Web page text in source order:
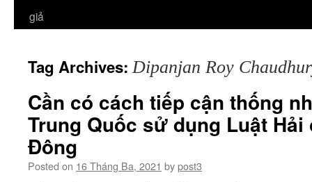
giả
Tag Archives:Dipanjan Roy
Cần có cách tiếp cận thống
Trung Quốc sử dụng Luật
Đông
Posted on 16 Tháng Ba, 2021 bypost3